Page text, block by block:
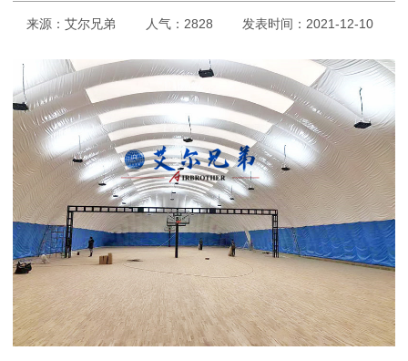
来源：艾尔兄弟 人气：2828 发表时间：2021-12-10